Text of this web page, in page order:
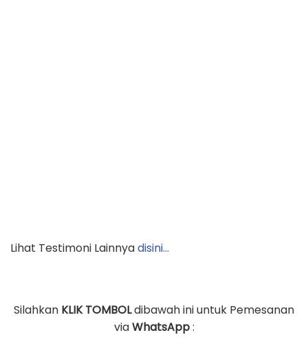
Lihat Testimoni Lainnyadisini…
Silahkan KLIK TOMBOLdibawah ini untuk Pemesanan
viaWhatsApp: